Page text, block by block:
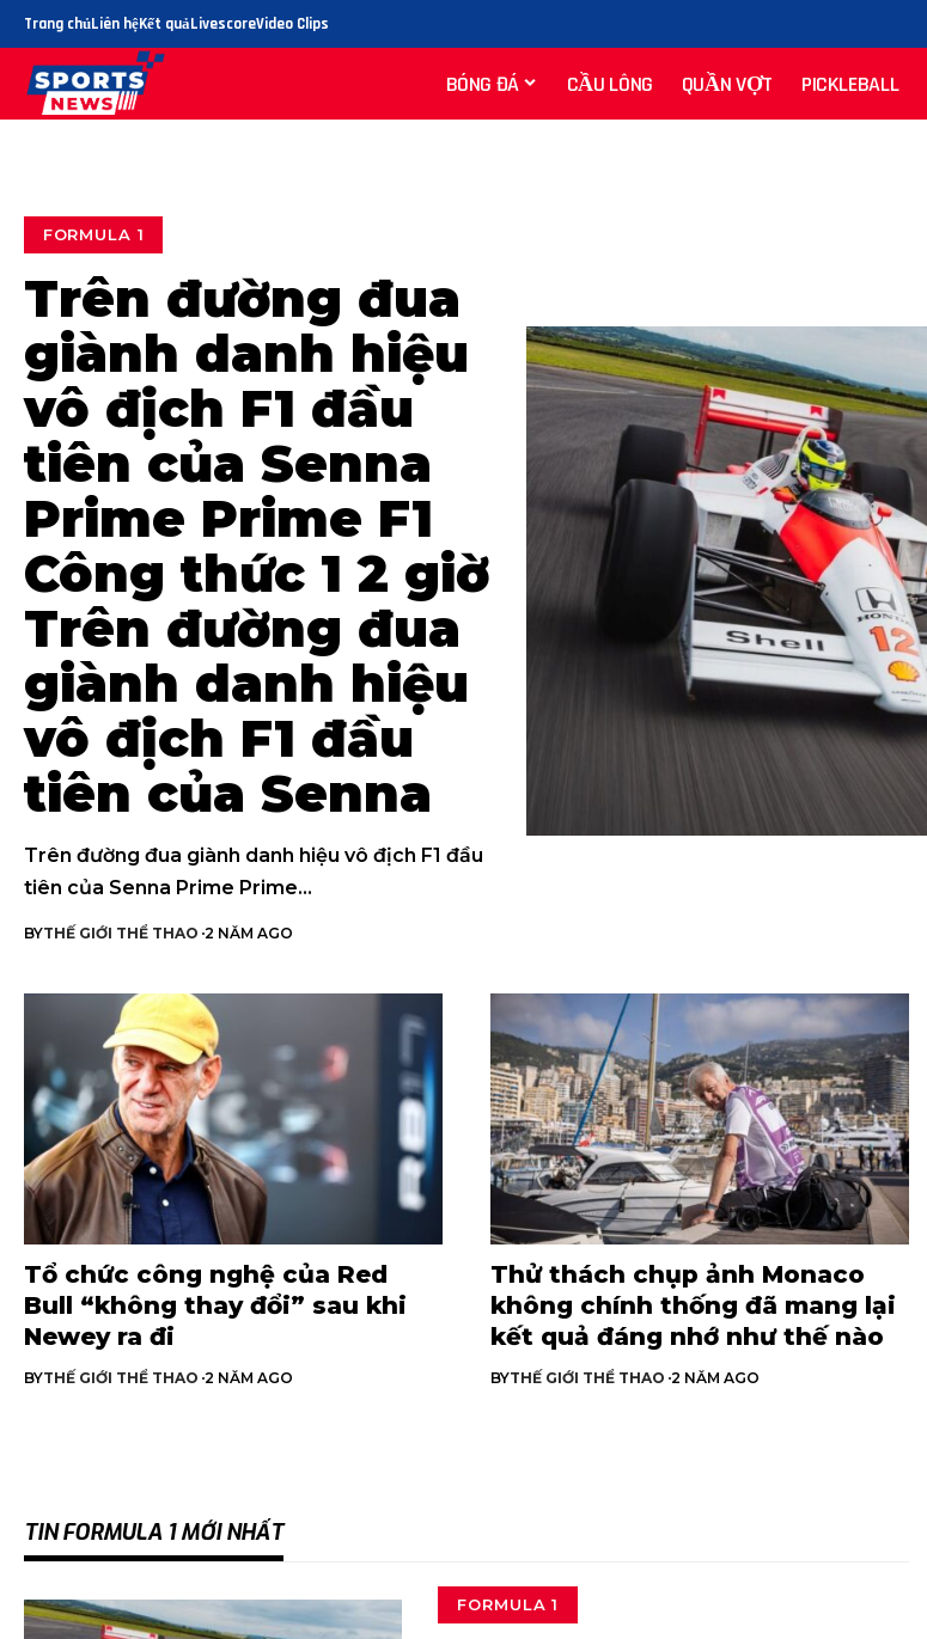
Trang chủLiên hệKết quảLivescoreVideo Clips
BÓNG ĐÁ CẦU LÔNG QUẦN VỢT PICKLEBALL
FORMULA 1
Trên đường đua
giành danh hiệu
vô địch F1 đầu
tiên của Senna
Prime Prime F1
Công thức 1 2 giờ
Trên đường đua
giành danh hiệu
vô địch F1 đầu
tiên của Senna
Trên đường đua giành danh hiệu vô địch F1 đầu
tiên của Senna Prime Prime…
BYTHẾ GIỚI THỂ THAO 2 NĂM AGO
Tổ chức công nghệ của Red
Bull “không thay đổi” sau khi
Newey ra đi
BYTHẾ GIỚI THỂ THAO 2 NĂM AGO
Thử thách chụp ảnh Monaco
không chính thống đã mang lại
kết quả đáng nhớ như thế nào
BYTHẾ GIỚI THỂ THAO 2 NĂM AGO
TIN FORMULA 1 MỚI NHẤT
FORMULA 1